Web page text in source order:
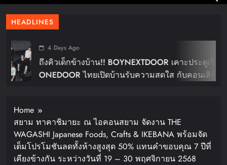
HEADLINES
4 Days Ago
ถึงคิวเด็กข้างบ้าน!! BOYNEXTDOOR เคาะประตูเรียก
ONEDOOR ไทยเปิดบ้านรับความสดใส กับคอนเสิร์ต
Home
สยาม ทาคาชิมายะ ณ ไอคอนสยาม จัดงาน THE
WAGASHI Japanese Foods, Crafts & IKEBANA พร้อมจัด
เต็มโปรโมชันลดทั้งห้างสูงสุด 50% แทนคำขอบคุณ 7 ปีที่
เคียงข้างกัน ระหว่างวันที่ 19 – 30 พฤศจิกายน 2568